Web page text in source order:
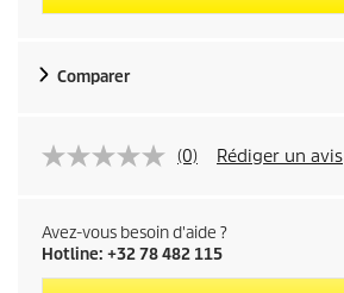
Comparer
(0) Rédiger un avis
Avez-vous besoin d'aide ?
Hotline: +32 78 482 115